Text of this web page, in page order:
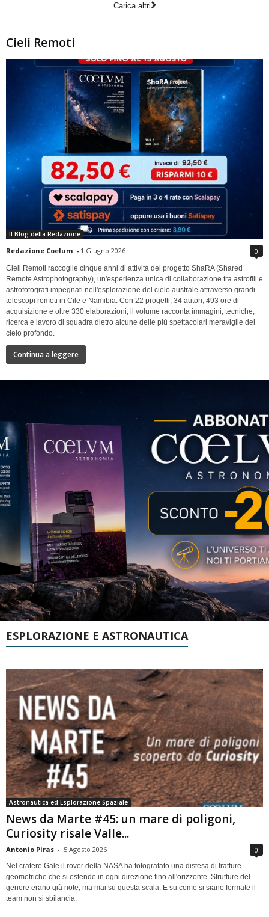
Carica altri
Cieli Remoti
Il Blog della Redazione
Redazione Coelum - 1 Giugno 2026 0
Cieli Remoti raccoglie cinque anni di attività del progetto ShaRA (Shared
Remote Astrophotography), un'esperienza unica di collaborazione tra astrofili e
astrofotografi impegnati nell'esplorazione del cielo australe attraverso grandi
telescopi remoti in Cile e Namibia. Con 22 progetti, 34 autori, 493 ore di
acquisizione e oltre 330 elaborazioni, il volume racconta immagini, tecniche,
ricerca e lavoro di squadra dietro alcune delle più spettacolari meraviglie del
cielo profondo.
Continua a leggere
ESPLORAZIONE E ASTRONAUTICA
Astronautica ed Esplorazione Spaziale
News da Marte #45: un mare di poligoni,
Curiosity risale Valle...
Antonio Piras - 5 Agosto 2026 0
Nel cratere Gale il rover della NASA ha fotografato una distesa di fratture
geometriche che si estende in ogni direzione fino all'orizzonte. Strutture del
genere erano già note, ma mai su questa scala. E su come si siano formate il
team non si sbilancia.